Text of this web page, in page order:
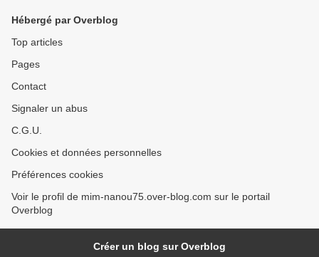
Hébergé par Overblog
Top articles
Pages
Contact
Signaler un abus
C.G.U.
Cookies et données personnelles
Préférences cookies
Voir le profil de mim-nanou75.over-blog.com sur le portail
Overblog
Créer un blog sur Overblog